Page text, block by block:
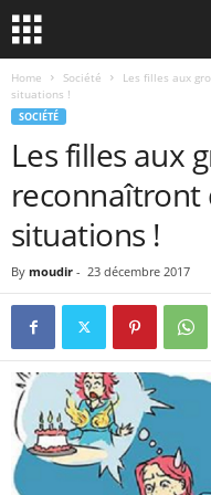
Home Société
Les filles aux
situations !
SOCIÉTÉ
Les filles aux
reconnaîtront
situations !
By moudir - 23 décembre 2017